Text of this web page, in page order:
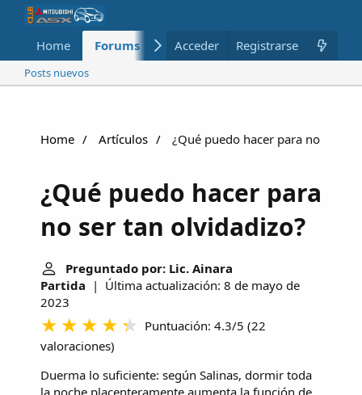
Home Forums Nuevo Miembros
Acceder Registrarse
Posts nuevos
Home Artículos ¿Qué puedo hacer para no ser
¿Qué puedo hacer para
no ser tan olvidadizo?
Preguntado por: Lic. Ainara
Partida | Última actualización: 8 de mayo de
2023
Puntuación: 4.3/5 (22
valoraciones)
Duerma lo suficiente: según Salinas, dormir toda